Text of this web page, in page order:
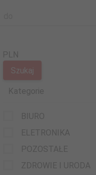
PLN
Kategorie
BIURO
ELETRONIKA
POZOSTAŁE
ZDROWIE I URODA